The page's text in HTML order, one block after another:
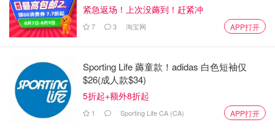
图片来自@gotransit，版权属原作者
多伦多Go Train票价
紧急返场！上次没薅到！赶紧冲
7 3 淘宝网 APP打开
Sporting Life 薅童款！adidas 白色短袖仅
$26(成人款$34)
5折起+额外8折起
1 Sporting Life CA (CA) APP打开